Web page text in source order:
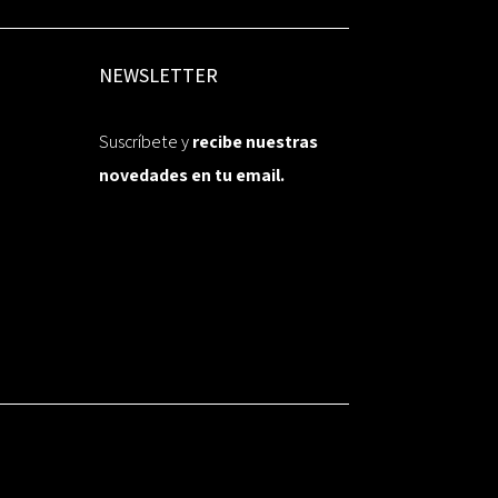
NEWSLETTER
Suscríbete yrecibe nuestras
novedades en tu email.